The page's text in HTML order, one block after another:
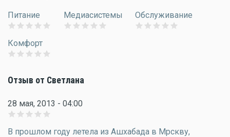
Питание Медиасистемы Обслуживание
Комфорт
Отзыв от Светлана
28 мая, 2013 - 04:00
В прошлом году летела из Ашхабада в Мрскву,